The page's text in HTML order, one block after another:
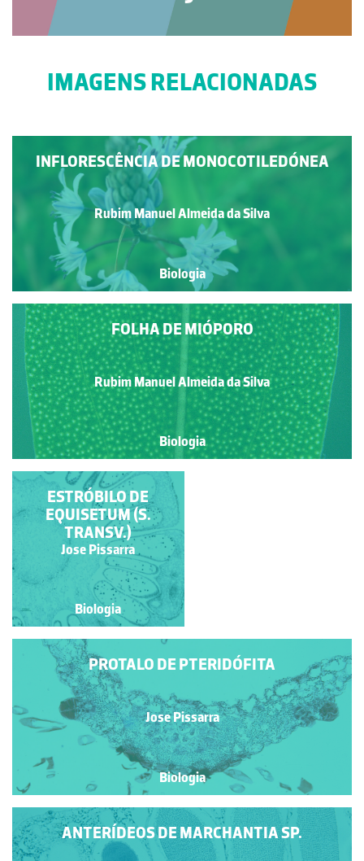
IMAGENS RELACIONADAS
INFLORESCÊNCIA DE MONOCOTILEDÓNEA
Rubim Manuel Almeida da Silva
Biologia
FOLHA DE MIÓPORO
Rubim Manuel Almeida da Silva
Biologia
ESTRÓBILO DE
EQUISETUM (S. LONG.)
Jose Pissarra
Biologia
ESTRÓBILO DE
EQUISETUM (S.
TRANSV.)
Jose Pissarra
Biologia
PROTALO DE PTERIDÓFITA
Jose Pissarra
Biologia
ANTERÍDEOS DE MARCHANTIA SP.